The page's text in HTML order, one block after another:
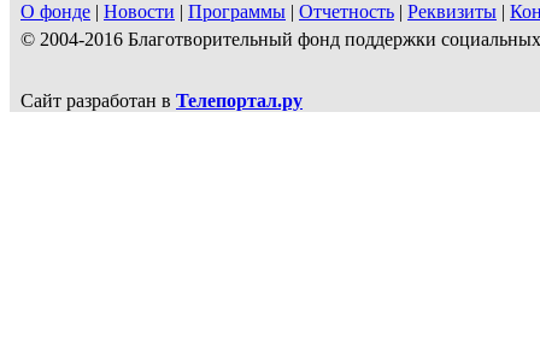
О фонде | Новости | Программы | Отчетность | Реквизиты |
© 2004-2016 Благотворительный фонд поддержки
Сайт разработан в Телепортал.ру